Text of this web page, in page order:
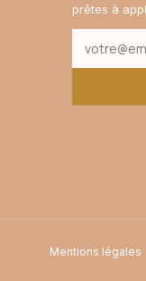
prêtes à
Mentions légales